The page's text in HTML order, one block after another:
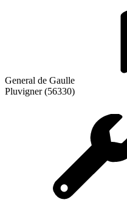
General de Gaulle
Pluvigner (56330)